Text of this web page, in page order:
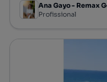
Ana Gayo - Remax
Profissional